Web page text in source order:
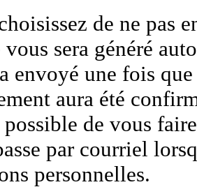
de ne pas
vous sera généré
envoyé une fois
aura été
de vous
par courriel
personnelles.